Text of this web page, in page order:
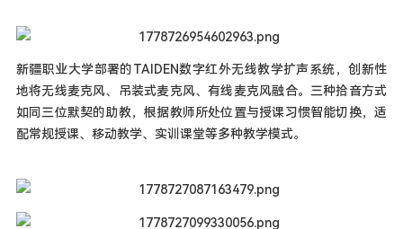
新疆职业大学部署的TAIDEN数字红外无线教学扩声系统，创新性
地将无线麦克风、吊装式麦克风、有线麦克风融合。三种拾音方式
如同三位默契的助教，根据教师所处位置与授课习惯智能切换，适
配常规授课、移动教学、实训课堂等多种教学模式。